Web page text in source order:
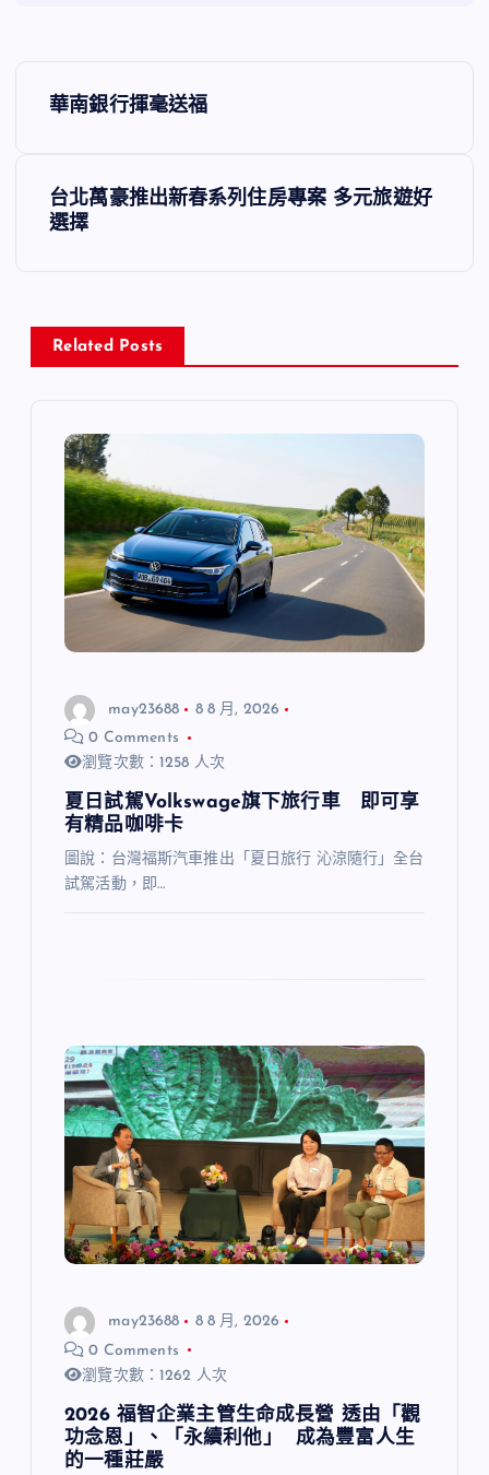
文
導
華南銀行揮毫送福
台北萬豪推出新春系列住房專案 多元旅遊好
選擇
Related Posts
may23688
8 8 月, 2026
0 Comments
瀏覽次數：1258 人次
夏日試駕Volkswage旗下旅行車 即可享
有精品咖啡卡
圖說：台灣福斯汽車推出「夏日旅行 沁涼隨行」全台
試駕活動，即…
may23688
8 8 月, 2026
0 Comments
瀏覽次數：1262 人次
2026 福智企業主管生命成長營 透由「觀
功念恩」、「永續利他」 成為豐富人生
的一種莊嚴